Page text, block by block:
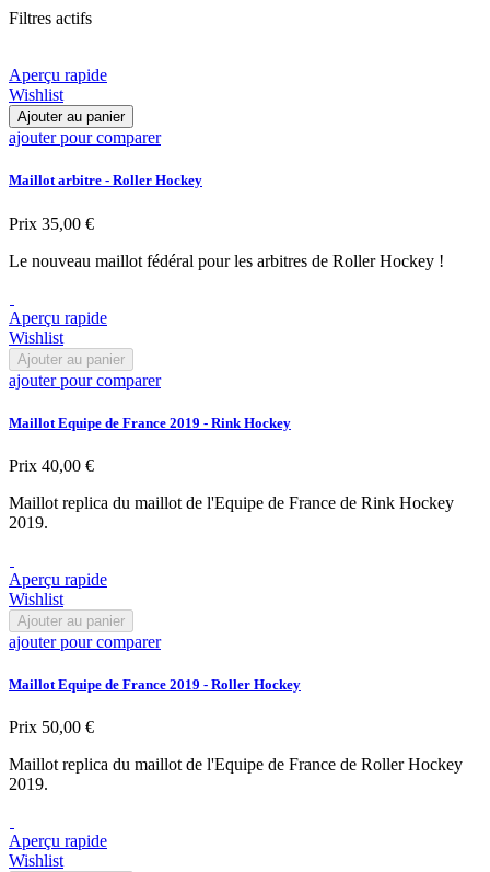
Filtres actifs
Aperçu rapide
Wishlist
Ajouter au panier
ajouter pour comparer
Maillot arbitre - Roller Hockey
Prix 35,00 €
Le nouveau maillot fédéral pour les arbitres de Roller Hockey !
Aperçu rapide
Wishlist
Ajouter au panier
ajouter pour comparer
Maillot Equipe de France 2019 - Rink Hockey
Prix 40,00 €
Maillot replica du maillot de l'Equipe de France de Rink Hockey
2019.
Aperçu rapide
Wishlist
Ajouter au panier
ajouter pour comparer
Maillot Equipe de France 2019 - Roller Hockey
Prix 50,00 €
Maillot replica du maillot de l'Equipe de France de Roller Hockey
2019.
Aperçu rapide
Wishlist